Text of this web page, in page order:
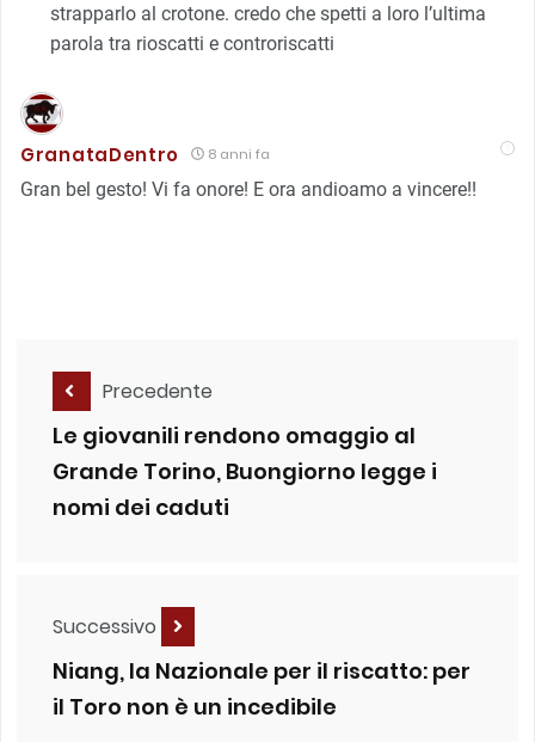
strapparlo al crotone. credo che spetti a loro l’ultima
parola tra rioscatti e controriscatti
GranataDentro 8 anni fa
Gran bel gesto! Vi fa onore! E ora andioamo a vincere!!
Precedente
Le giovanili rendono omaggio al
Grande Torino, Buongiorno legge i
nomi dei caduti
Successivo
Niang, la Nazionale per il riscatto: per
il Toro non è un incedibile